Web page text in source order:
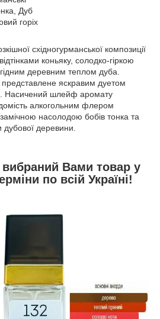
Дуб
горіх
східногурманської композиції
коньяку, солодко-гіркою
деревним теплом дуба.
яскравим дуетом
Насичений шлейф аромату
алкогольним флером
насолодою бобів тонка та
деревини.
Вами товар у
по всій Україні!